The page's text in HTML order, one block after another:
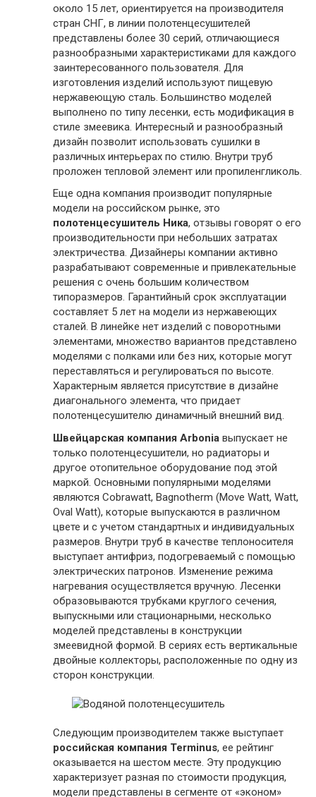
около 15 лет, ориентируется на производителя
стран СНГ, в линии полотенцесушителей
представлены более 30 серий, отличающиеся
разнообразными характеристиками для каждого
заинтересованного пользователя. Для
изготовления изделий используют пищевую
нержавеющую сталь. Большинство моделей
выполнено по типу лесенки, есть модификация в
стиле змеевика. Интересный и разнообразный
дизайн позволит использовать сушилки в
различных интерьерах по стилю. Внутри труб
проложен тепловой элемент или пропиленгликоль.
Еще одна компания производит популярные
модели на российском рынке, это
полотенцесушитель Ника, отзывы говорят о его
производительности при небольших затратах
электричества. Дизайнеры компании активно
разрабатывают современные и привлекательные
решения с очень большим количеством
типоразмеров. Гарантийный срок эксплуатации
составляет 5 лет на модели из нержавеющих
сталей. В линейке нет изделий с поворотными
элементами, множество вариантов представлено
моделями с полками или без них, которые могут
переставляться и регулироваться по высоте.
Характерным является присутствие в дизайне
диагонального элемента, что придает
полотенцесушителю динамичный внешний вид.
Швейцарская компания Arbonia выпускает не
только полотенцесушители, но радиаторы и
другое отопительное оборудование под этой
маркой. Основными популярными моделями
являются Cobrawatt, Bagnotherm (Move Watt, Watt,
Oval Watt), которые выпускаются в различном
цвете и с учетом стандартных и индивидуальных
размеров. Внутри труб в качестве теплоносителя
выступает антифриз, подогреваемый с помощью
электрических патронов. Изменение режима
нагревания осуществляется вручную. Лесенки
образовываются трубками круглого сечения,
выпускными или стационарными, несколько
моделей представлены в конструкции
змеевидной формой. В сериях есть вертикальные
двойные коллекторы, расположенные по одну из
сторон конструкции.
Следующим производителем также выступает
российская компания Terminus, ее рейтинг
оказывается на шестом месте. Эту продукцию
характеризует разная по стоимости продукция,
модели представлены в сегменте от «эконом»